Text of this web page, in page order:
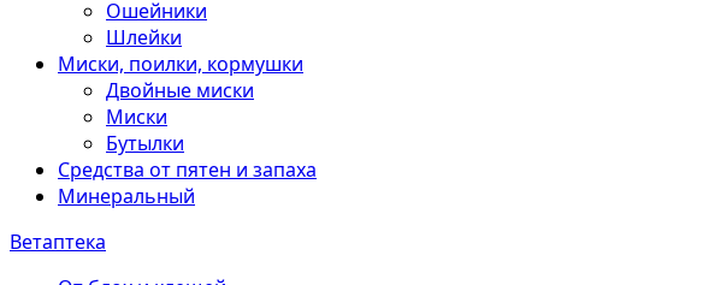
Ошейники
Шлейки
Миски, поилки, кормушки
Двойные миски
Миски
Бутылки
Средства от пятен и запаха
Минеральный
Ветаптека